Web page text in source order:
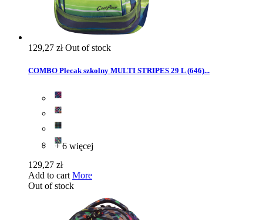
129,27 złOut of stock
COMBO Plecak szkolny MULTI STRIPES 29 L (646)...
+ 6 więcej
129,27 zł
Add to cart More
Out of stock